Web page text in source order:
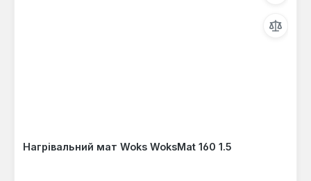
Нагрівальний мат Woks WoksMat 160 1.5